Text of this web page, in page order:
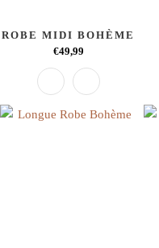
ROBE MIDI BOHÈME
€49,99